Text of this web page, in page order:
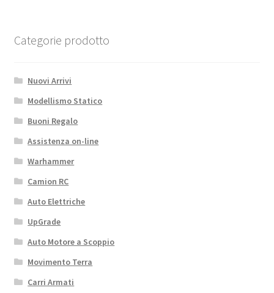
Categorie prodotto
Nuovi Arrivi
Modellismo Statico
Buoni Regalo
Assistenza on-line
Warhammer
Camion RC
Auto Elettriche
UpGrade
Auto Motore a Scoppio
Movimento Terra
Carri Armati